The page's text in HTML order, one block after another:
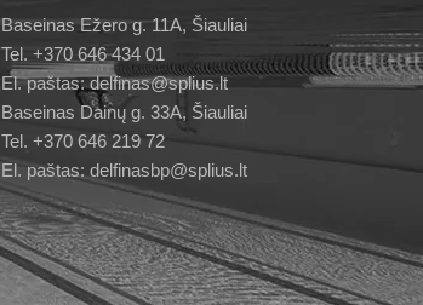
Baseinas Ežero g. 11A, Šiauliai
Tel. +370 646 434 01
El. paštas: delfinas@splius.lt
Baseinas Dainų g. 33A, Šiauliai
Tel. +370 646 219 72
El. paštas: delfinasbp@splius.lt